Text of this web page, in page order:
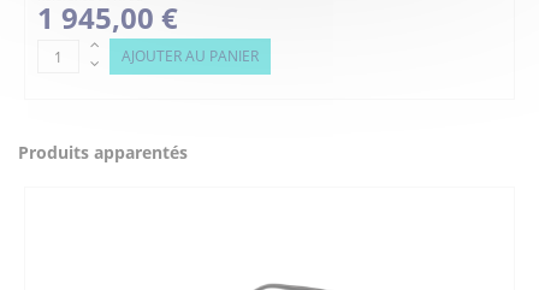
1 945,00 €
AJOUTER AU PANIER
Produits apparentés